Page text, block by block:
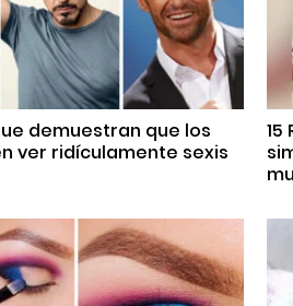
demuestran que los
ver ridículamente sexis
15